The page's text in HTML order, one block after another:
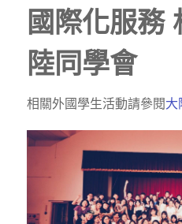
國際化服務
陸同學會
相關外國學生活動請參閱大